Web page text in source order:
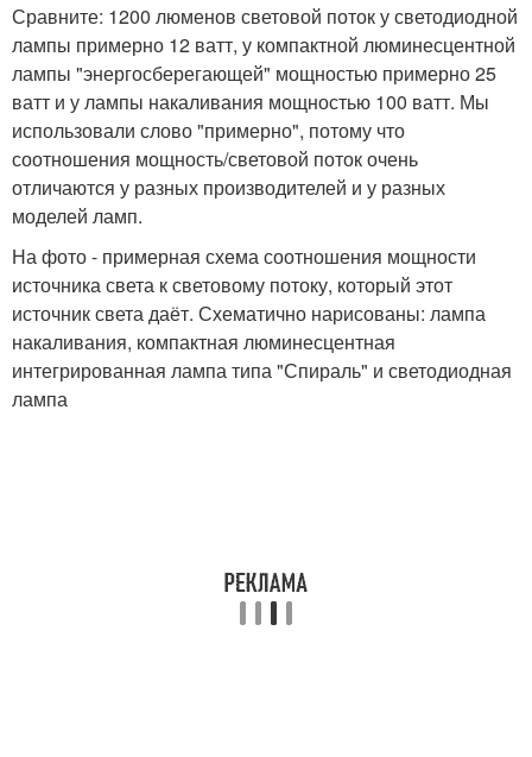
Сравните: 1200 люменов световой поток у светодиодной
лампы примерно 12 ватт, у компактной люминесцентной
лампы "энергосберегающей" мощностью примерно 25
ватт и у лампы накаливания мощностью 100 ватт. Мы
использовали слово "примерно", потому что
соотношения мощность/световой поток очень
отличаются у разных производителей и у разных
моделей ламп.
На фото - примерная схема соотношения мощности
источника света к световому потоку, который этот
источник света даёт. Схематично нарисованы: лампа
накаливания, компактная люминесцентная
интегрированная лампа типа "Спираль" и светодиодная
лампа